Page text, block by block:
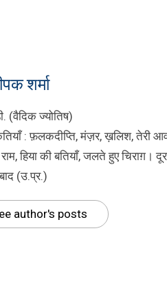
शर्मा
(वैदिक ज्योतिष)
: फ़लकदीप्ति, मंज़र, ख़लिश, तेरी
हिया की बतियाँ, जलते हुए चिराग़।
(उ.प्र.)
author's posts